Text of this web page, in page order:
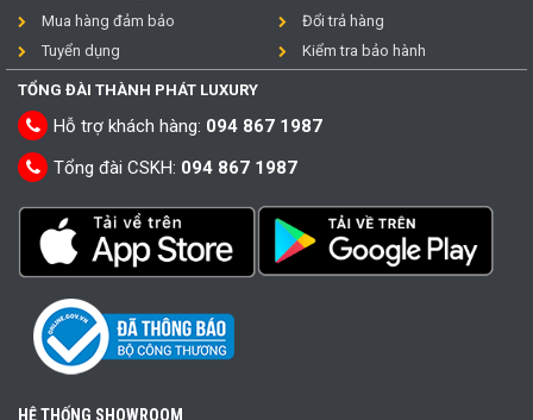
Mua hàng đảm bảo
Tuyển dụng
Đổi trả hàng
Kiểm tra bảo hành
TỔNG ĐÀI THÀNH PHÁT LUXURY
Hỗ trợ khách hàng: 094 867 1987
Tổng đài CSKH: 094 867 1987
HỆ THỐNG SHOWROOM